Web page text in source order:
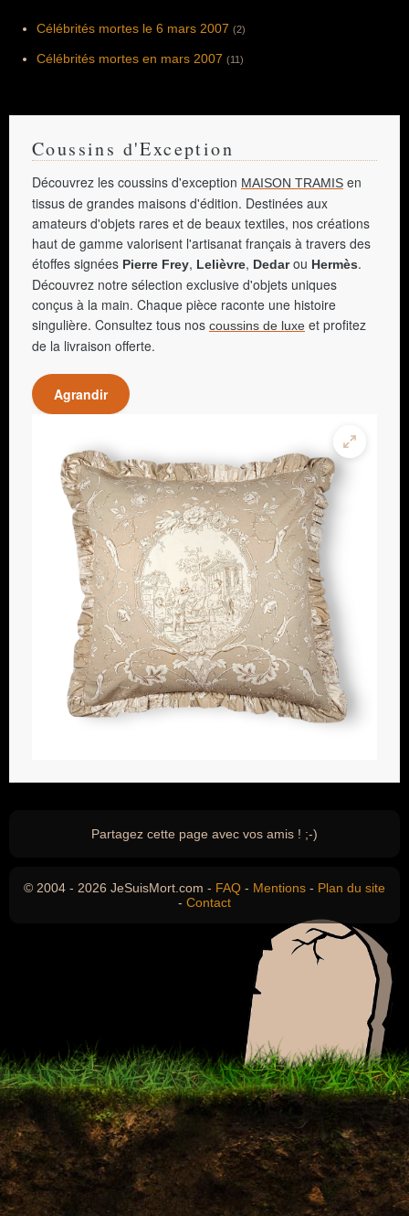
Célébrités mortes le 6 mars 2007 (2)
Célébrités mortes en mars 2007 (11)
Coussins d'Exception
Découvrez les coussins d'exception MAISON TRAMIS en
tissus de grandes maisons d'édition. Destinées aux
amateurs d'objets rares et de beaux textiles, nos créations
haut de gamme valorisent l'artisanat français à travers des
étoffes signées Pierre Frey, Lelièvre, Dedarou Hermès.
Découvrez notre sélection exclusive d'objets uniques
conçus à la main. Chaque pièce raconte une histoire
singulière. Consultez tous nos coussins de luxe et profitez
de la livraison offerte.
Agrandir
Partagez cette page avec vos amis ! ;-)
© 2004 - 2026 JeSuisMort.com - FAQ - Mentions - Plan du site
- Contact